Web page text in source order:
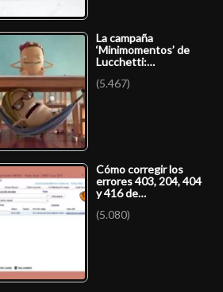
La campaña
‘Minimomentos’ de
Lucchetti:…
(5.467)
Cómo corregir los
errores 403, 204, 404
y 416 de…
(5.080)